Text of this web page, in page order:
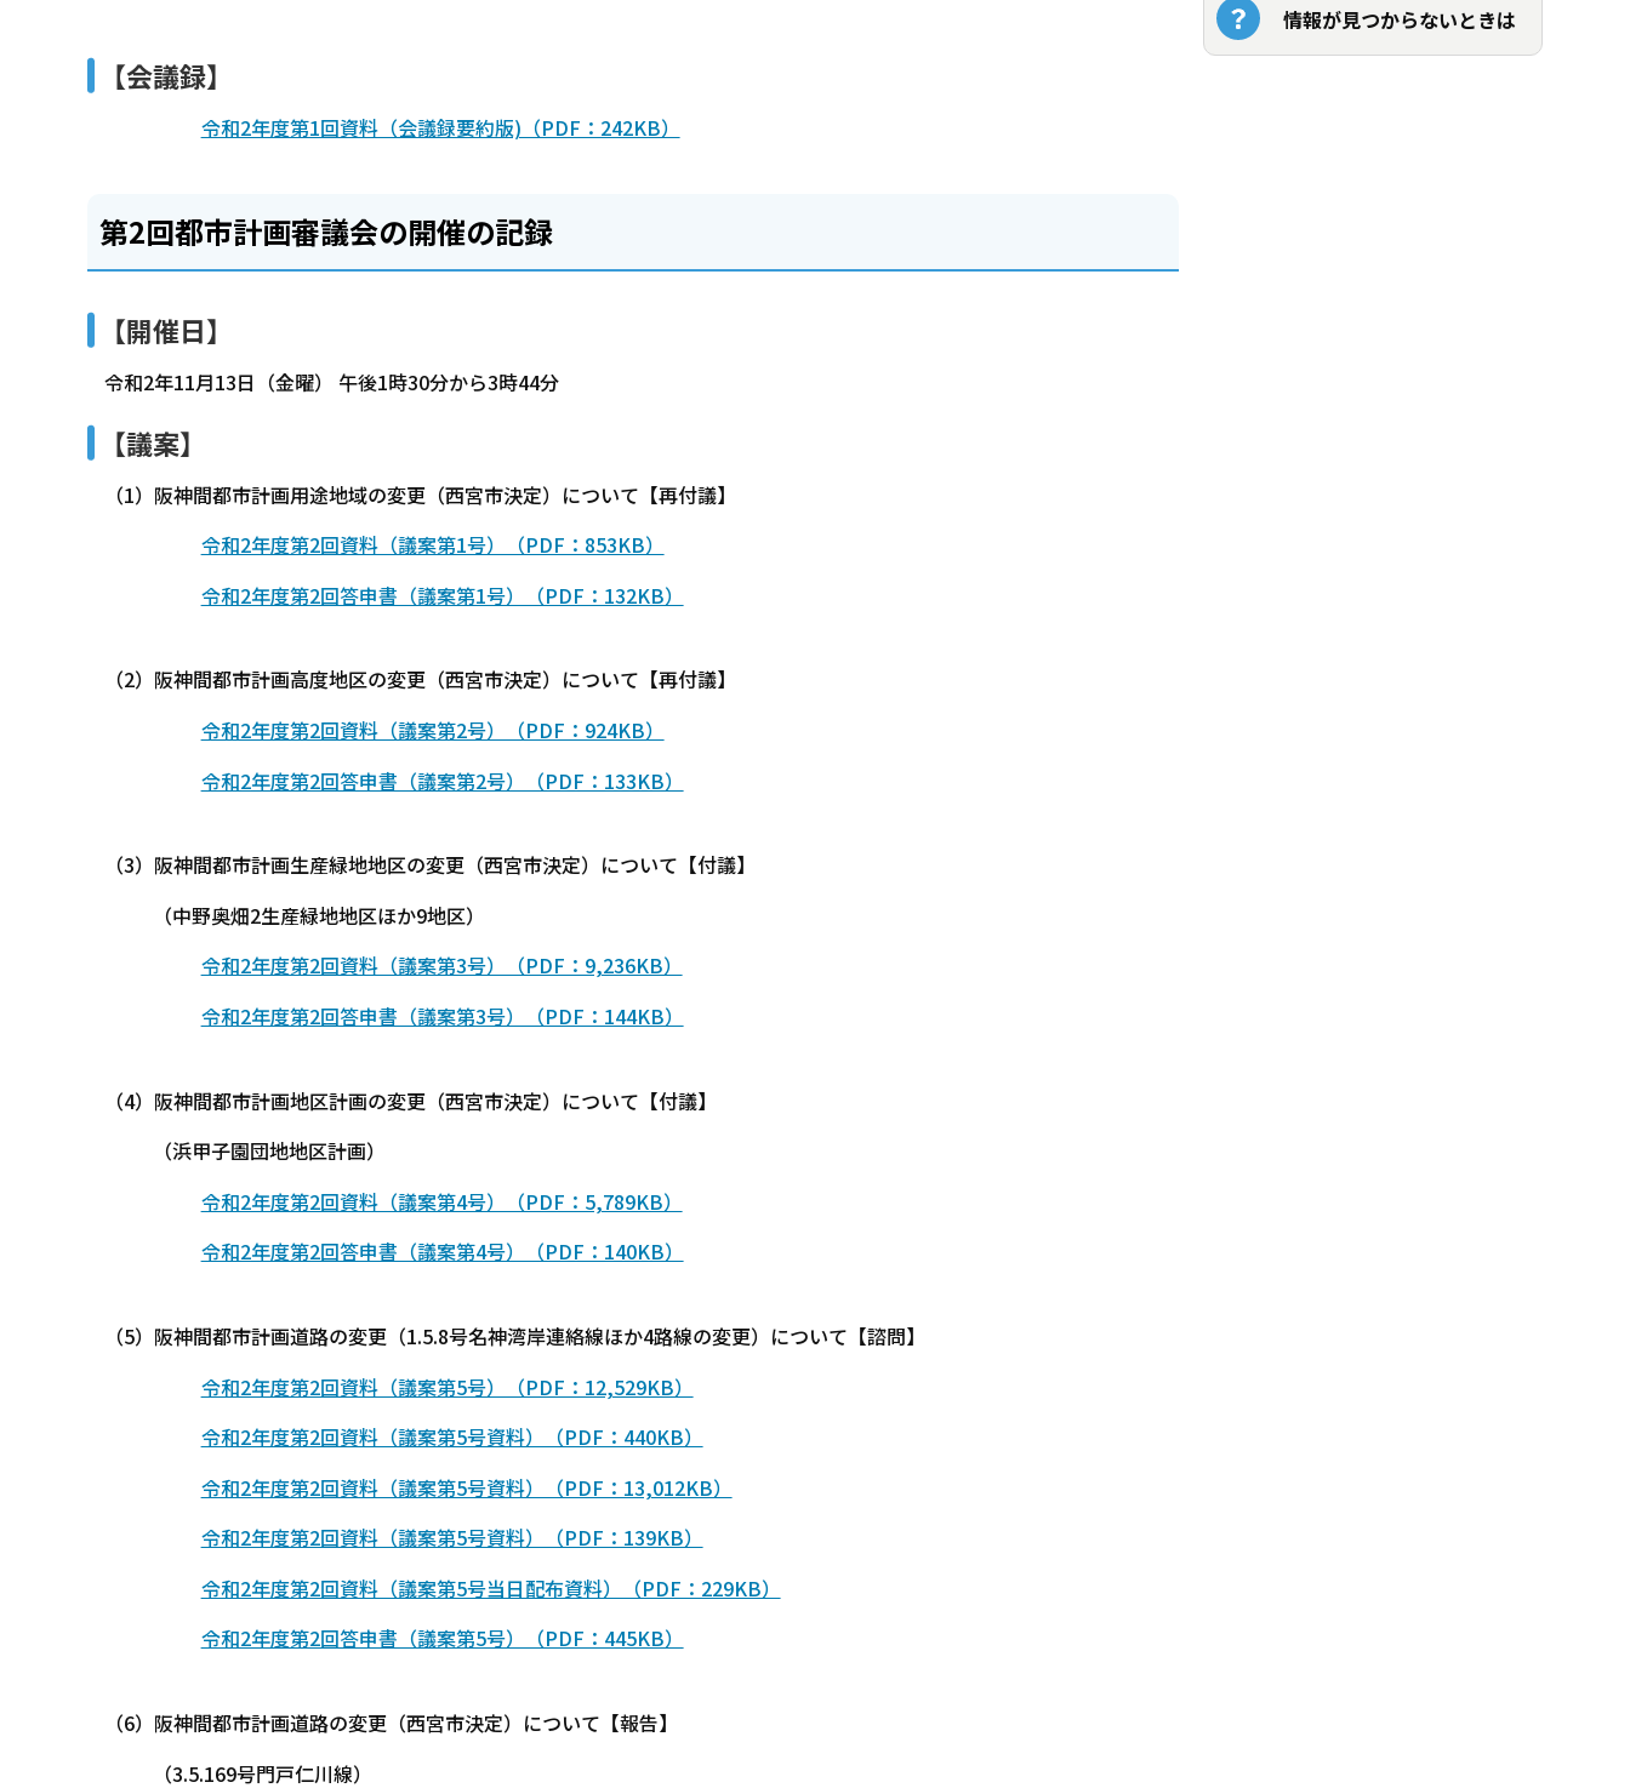
【会議録】
令和2年度第1回資料（会議録要約版)（PDF：242KB）
第2回都市計画審議会の開催の記録
【開催日】
令和2年11月13日（金曜） 午後1時30分から3時44分
【議案】
（1）阪神間都市計画用途地域の変更（西宮市決定）について【再付議】
令和2年度第2回資料（議案第1号）（PDF：853KB）
令和2年度第2回答申書（議案第1号）（PDF：132KB）
（2）阪神間都市計画高度地区の変更（西宮市決定）について【再付議】
令和2年度第2回資料（議案第2号）（PDF：924KB）
令和2年度第2回答申書（議案第2号）（PDF：133KB）
（3）阪神間都市計画生産緑地地区の変更（西宮市決定）について【付議】
（中野奥畑2生産緑地地区ほか9地区）
令和2年度第2回資料（議案第3号）（PDF：9,236KB）
令和2年度第2回答申書（議案第3号）（PDF：144KB）
（4）阪神間都市計画地区計画の変更（西宮市決定）について【付議】
（浜甲子園団地地区計画）
令和2年度第2回資料（議案第4号）（PDF：5,789KB）
令和2年度第2回答申書（議案第4号）（PDF：140KB）
（5）阪神間都市計画道路の変更（1.5.8号名神湾岸連絡線ほか4路線の変更）について【諮問】
令和2年度第2回資料（議案第5号）（PDF：12,529KB）
令和2年度第2回資料（議案第5号資料）（PDF：440KB）
令和2年度第2回資料（議案第5号資料）（PDF：13,012KB）
令和2年度第2回資料（議案第5号資料）（PDF：139KB）
令和2年度第2回資料（議案第5号当日配布資料）（PDF：229KB）
令和2年度第2回答申書（議案第5号）（PDF：445KB）
（6）阪神間都市計画道路の変更（西宮市決定）について【報告】
（3.5.169号門戸仁川線）
情報が見つからないときは